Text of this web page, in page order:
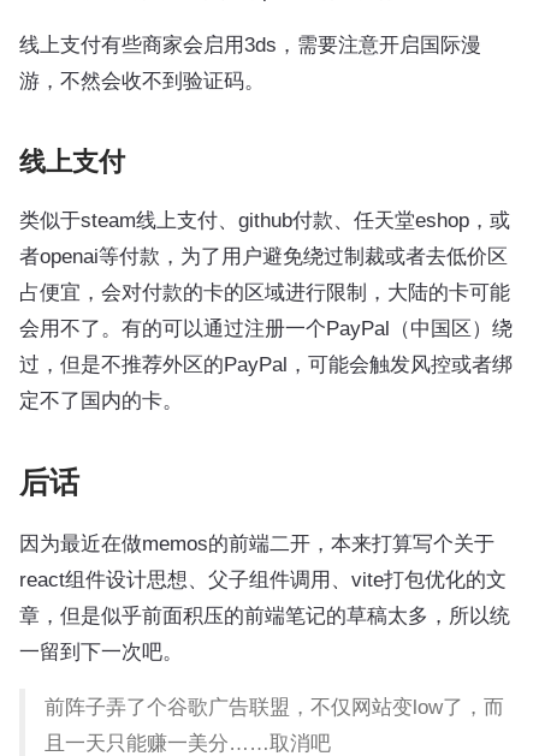
线上支付有些商家会启用3ds，需要注意开启国际漫
游，不然会收不到验证码。
线上支付
类似于steam线上支付、github付款、任天堂eshop，或
者openai等付款，为了用户避免绕过制裁或者去低价区
占便宜，会对付款的卡的区域进行限制，大陆的卡可能
会用不了。有的可以通过注册一个PayPal（中国区）绕
过，但是不推荐外区的PayPal，可能会触发风控或者绑
定不了国内的卡。
后话
因为最近在做memos的前端二开，本来打算写个关于
react组件设计思想、父子组件调用、vite打包优化的文
章，但是似乎前面积压的前端笔记的草稿太多，所以统
一留到下一次吧。
前阵子弄了个谷歌广告联盟，不仅网站变low了，而
且一天只能赚一美分……取消吧